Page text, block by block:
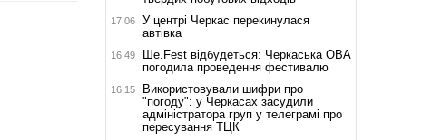
17:06
У центрі Черкас перекинулася
автівка
16:49
Ше.Fest відбудеться: Черкаська ОВА
погодила проведення фестивалю
16:15
Використовували шифри про
"погоду": у Черкасах засудили
адміністратора груп у телеграмі про
пересування ТЦК